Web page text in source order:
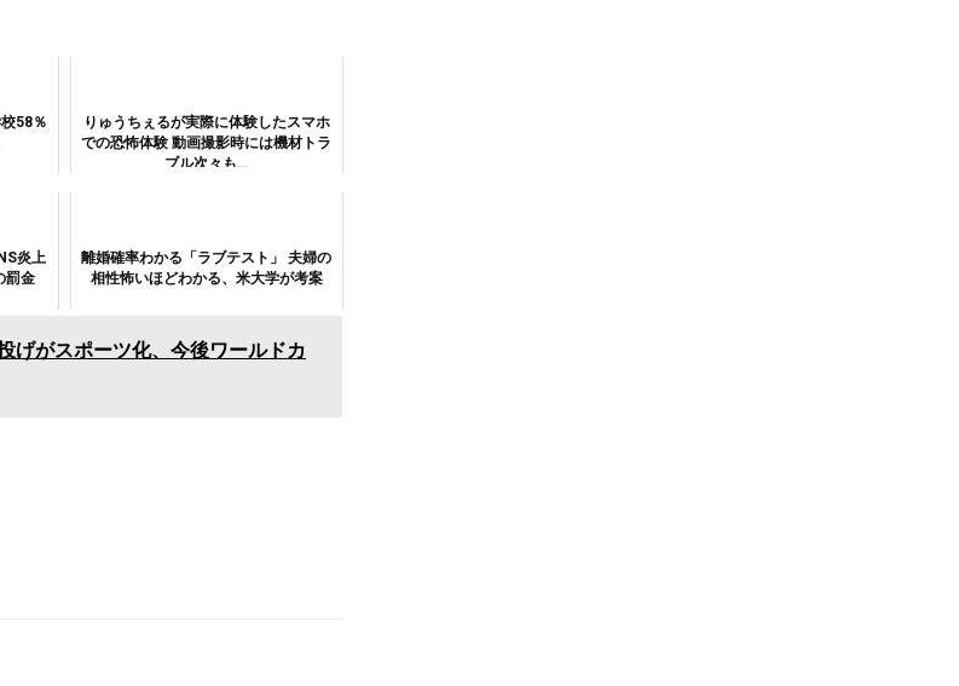
58％
りゅうちぇるが実際に体験したスマホ
での恐怖体験 動画撮影時には機材トラ
ブル次々も…
炎上
罰金
離婚確率わかる「ラブテスト」 夫婦の
相性怖いほどわかる、米大学が考案
げがスポーツ化、今後ワールドカ